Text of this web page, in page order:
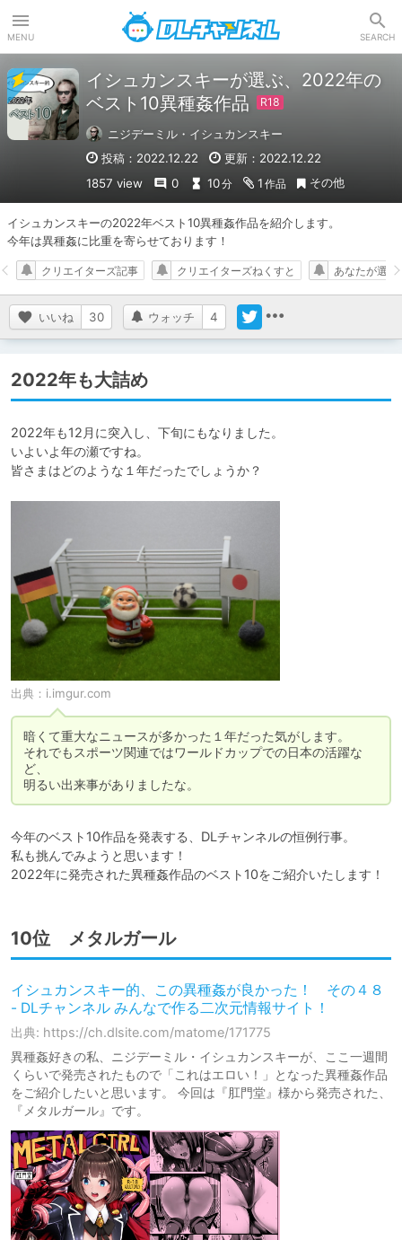
MENU SEARCH
イシュカンスキーが選ぶ、2022年の
ベスト10異種姦作品
ニジデーミル・イシュカンスキー
投稿：2022.12.22
更新：2022.12.22
1857 view
0 10分 1 作品 その他
イシュカンスキーの2022年ベスト10異種姦作品を紹介します。
今年は異種姦に比重を寄らせております！
いいね 30 ウォッチ 4
クリエイターズ記事 クリエイターズねくすと あなたが選
2022年も大詰め
2022年も12月に突入し、下旬にもなりました。
いよいよ年の瀬ですね。
皆さまはどのような１年だったでしょうか？
出典： i.imgur.com
暗くて重大なニュースが多かった１年だった気がします。
それでもスポーツ関連ではワールドカップでの日本の活躍な
ど、
明るい出来事がありましたな。
今年のベスト10作品を発表する、DLチャンネルの恒例行事。
私も挑んでみようと思います！
2022年に発売された異種姦作品のベスト10をご紹介いたします！
10位 メタルガール
イシュカンスキー的、この異種姦が良かった！ その４８
- DLチャンネル みんなで作る二次元情報サイト！
出典: https://ch.dlsite.com/matome/171775
異種姦好きの私、ニジデーミル・イシュカンスキーが、ここ一週間
くらいで発売されたもので「これはエロい！」となった異種姦作品
をご紹介したいと思います。 今回は『肛門堂』様から発売された、
『メタルガール』です。